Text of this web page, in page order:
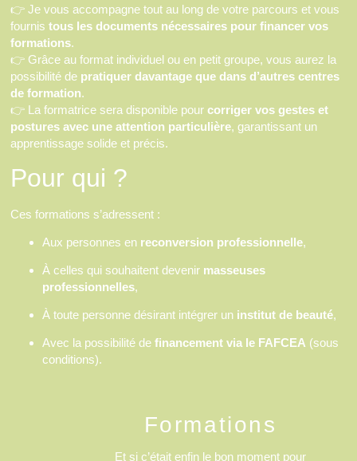
👉 Je vous accompagne tout au long de votre parcours et vous
fournistous les documents nécessaires pour financer vos
formations.
👉 Grâce au format individuel ou en petit groupe, vous aurez la
possibilité de pratiquer davantage que dans d’autres centres
de formation.
👉 La formatrice sera disponible pourcorriger vos gestes et
postures avec une attention particulière, garantissant un
apprentissage solide et précis.
Pour qui ?
Ces formations s’adressent :
Aux personnes en reconversion professionnelle,
À celles qui souhaitent devenir masseuses
professionnelles,
À toute personne désirant intégrer un institut de beauté,
Avec la possibilité definancement via le FAFCEA (sous
conditions).
Formations
Et si c’était enfin le bon moment pour